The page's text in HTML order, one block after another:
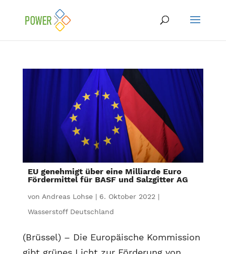
EU genehmigt über eine Milliarde Euro
Fördermittel für BASF und Salzgitter AG
von Andreas Lohse| 6. Oktober 2022 |
Wasserstoff Deutschland
(Brüssel) – Die Europäische Kommission